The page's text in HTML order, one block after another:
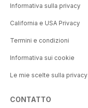
Informativa sulla privacy
California e USA Privacy
Termini e condizioni
Informativa sui cookie
Le mie scelte sulla privacy
CONTATTO